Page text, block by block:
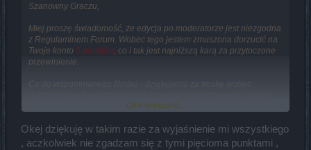
Szanowny Graczu,
Miej proszę świadomość, że edycja po moderatorze jest niezgodna
z Regulaminem Forum. Wobec tego jestem zmuszona dorzucić na
Twoje konto 5 punktów, co i tak jest najniższą karą za przytoczone
przewinienie.
Reagujemy na każde zgłoszenie (mówię tu nie tylko o polskiej
otrzyma) karę adekwatną do przewinienia.
Click to expand...
Okej dziękuję w takim razie za wyjaśnienie mi wszystkiego
, aczkolwiek nie zgadzam się z tymi pięcioma punktami ,